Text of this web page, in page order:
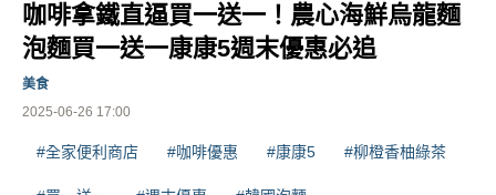
咖啡拿鐵直逼買一送一！農心海鮮烏龍麵
泡麵買一送一康康5週末優惠必追
2025-06-26 17:00
美食
#全家便利商店 #咖啡優惠 #康康5 #柳橙香柚綠茶